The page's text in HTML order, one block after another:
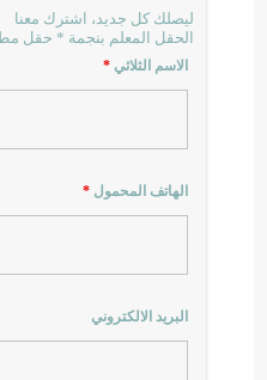
ليصلك كل جديد، اشترك معنا
الحقل المعلم بنجمة * حقل
الاسم الثلاثي *
الهاتف المحمول *
البريد الالكتروني